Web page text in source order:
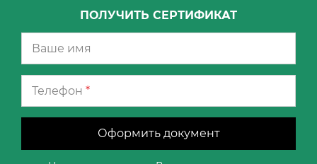
ПОЛУЧИТЬ СЕРТИФИКАТ
Телефон *
Оформить документ